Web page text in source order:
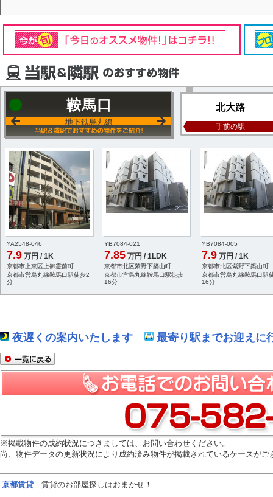
鞍馬口
地下鉄烏丸線
北大路
手前の駅
YA2548-046
7.9 万円 / 1K
京都市上京区上御霊前町
京都市営烏丸線鞍馬口駅徒歩2
分
YB7084-021
7.85 万円 / 1LDK
京都市北区紫野下築山町
京都市営烏丸線鞍馬口駅徒歩
16分
YB7084-005
7.9 万円 / 1K
京都市北区紫野下築山町
京都市営烏丸線鞍馬口駅
16分
夜遅くの案内いたします 最寄り駅までお迎えに
※掲載物件の成約状況につきましては、お問い合わせください。
尚、物件データの更新状況により成約済み物件が掲載されているケースが
京都賃貸 賃貸のお部屋探しはおまかせ！